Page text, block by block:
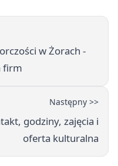
w Żorach -
firm
Następny >>
godziny, zajęcia i
oferta kulturalna